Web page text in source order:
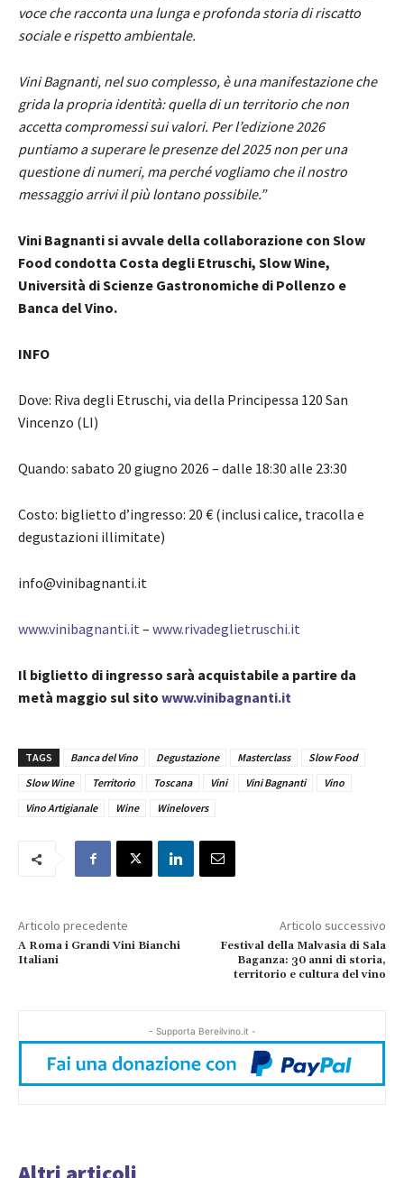
voce che racconta una lunga e profonda storia di riscatto
sociale e rispetto ambientale.
Vini Bagnanti, nel suo complesso, è una manifestazione che
grida la propria identità: quella di un territorio che non
accetta compromessi sui valori. Per l’edizione 2026
puntiamo a superare le presenze del 2025 non per una
questione di numeri, ma perché vogliamo che il nostro
messaggio arrivi il più lontano possibile.”
Vini Bagnanti si avvale della collaborazione con Slow
Food condotta Costa degli Etruschi, Slow Wine,
Università di Scienze Gastronomiche di Pollenzo e
Banca del Vino.
INFO
Dove: Riva degli Etruschi, via della Principessa 120 San
Vincenzo (LI)
Quando: sabato 20 giugno 2026 – dalle 18:30 alle 23:30
Costo: biglietto d’ingresso: 20 € (inclusi calice, tracolla e
degustazioni illimitate)
info@vinibagnanti.it
www.vinibagnanti.it – www.rivadeglietruschi.it
Il biglietto di ingresso sarà acquistabile a partire da
metà maggio sul sito www.vinibagnanti.it
TAGS Banca del Vino Degustazione Masterclass
Slow Food
Slow Wine
Territorio Toscana Vini Vini Bagnanti
Vino
Vino Artigianale
Wine Winelovers
Articolo precedente
A Roma i Grandi Vini Bianchi
Italiani
Articolo successivo
Festival della Malvasia di Sala
Baganza: 30 anni di storia,
territorio e cultura del vino
- Supporta Bereilvino.it -